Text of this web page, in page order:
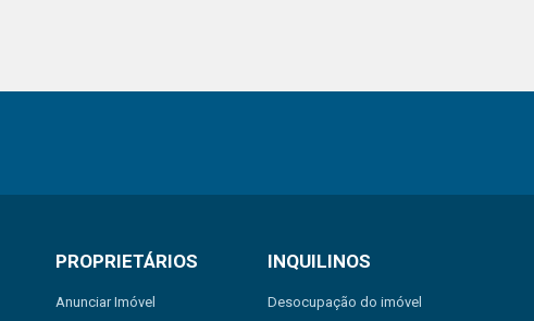
PROPRIETÁRIOS
Anunciar Imóvel
INQUILINOS
Desocupação do imóvel